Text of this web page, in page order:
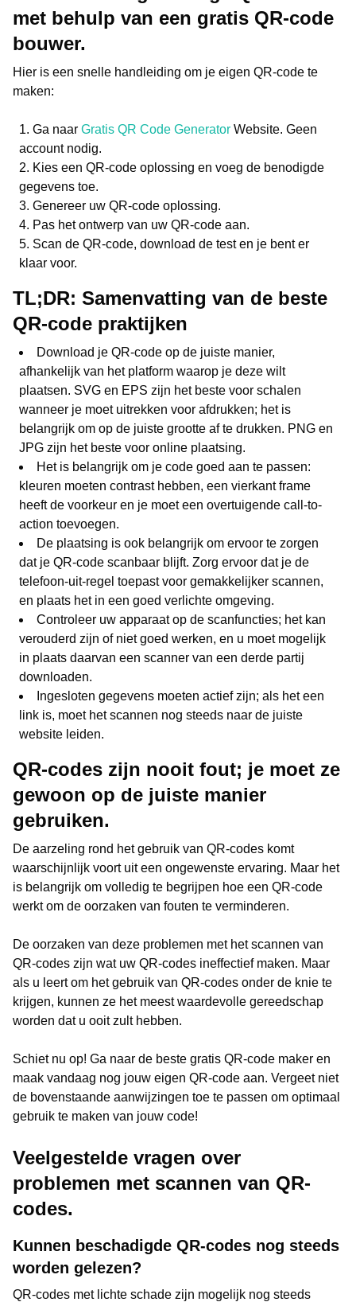
met behulp van een gratis QR-code
bouwer.
Hier is een snelle handleiding om je eigen QR-code te
maken:
Ga naar Gratis QR Code Generator Website. Geen
account nodig.
Kies een QR-code oplossing en voeg de benodigde
gegevens toe.
Genereer uw QR-code oplossing.
Pas het ontwerp van uw QR-code aan.
Scan de QR-code, download de test en je bent er
klaar voor.
TL;DR: Samenvatting van de beste
QR-code praktijken
Download je QR-code op de juiste manier,
afhankelijk van het platform waarop je deze wilt
plaatsen. SVG en EPS zijn het beste voor schalen
wanneer je moet uitrekken voor afdrukken; het is
belangrijk om op de juiste grootte af te drukken. PNG en
JPG zijn het beste voor online plaatsing.
Het is belangrijk om je code goed aan te passen:
kleuren moeten contrast hebben, een vierkant frame
heeft de voorkeur en je moet een overtuigende call-to-
action toevoegen.
De plaatsing is ook belangrijk om ervoor te zorgen
dat je QR-code scanbaar blijft. Zorg ervoor dat je de
telefoon-uit-regel toepast voor gemakkelijker scannen,
en plaats het in een goed verlichte omgeving.
Controleer uw apparaat op de scanfuncties; het kan
verouderd zijn of niet goed werken, en u moet mogelijk
in plaats daarvan een scanner van een derde partij
downloaden.
Ingesloten gegevens moeten actief zijn; als het een
link is, moet het scannen nog steeds naar de juiste
website leiden.
QR-codes zijn nooit fout; je moet ze
gewoon op de juiste manier
gebruiken.
De aarzeling rond het gebruik van QR-codes komt
waarschijnlijk voort uit een ongewenste ervaring. Maar het
is belangrijk om volledig te begrijpen hoe een QR-code
werkt om de oorzaken van fouten te verminderen.
De oorzaken van deze problemen met het scannen van
QR-codes zijn wat uw QR-codes ineffectief maken. Maar
als u leert om het gebruik van QR-codes onder de knie te
krijgen, kunnen ze het meest waardevolle gereedschap
worden dat u ooit zult hebben.
Schiet nu op! Ga naar de beste gratis QR-code maker en
maak vandaag nog jouw eigen QR-code aan. Vergeet niet
de bovenstaande aanwijzingen toe te passen om optimaal
gebruik te maken van jouw code!
Veelgestelde vragen over
problemen met scannen van QR-
codes.
Kunnen beschadigde QR-codes nog steeds
worden gelezen?
QR-codes met lichte schade zijn mogelijk nog steeds